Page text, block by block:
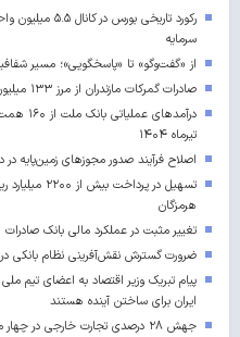
سرمایه
از «گفت‌وگو» تا «پاسخگویی»؛ مسیر
صادرات گمرکات مازندران از مرز ۱۳۳ میلیون دلار عبور کرد
تیرماه ۱۴۰۴
اصلاح فرآیند صدور مجوزهای زمین‌پایه
تسهیل در
هرمزگان
تغییر مثبت در عملکرد مالی بانک صادرات ایران/
ضرورت گسترش نقش‌آفرینی نظام بانکی
پیام تبریک وزیر اقتصاد به اعضای تیم
ایران برای ساختن آینده‌ هستند
جهش ۲۸ درصدی تجارت خارجی در چهار ماهه سال جاری